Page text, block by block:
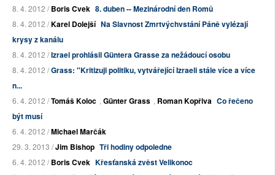
8. 4. 2012 /Boris Cvek 8. duben -- Mezinárodní den Romů
8. 4. 2012 /Karel Dolejší Na Slavnost Zmrtvýchvstání Páně vylézají
krysy z kanálu
8. 4. 2012 /Izrael prohlásil Güntera Grasse za nežádoucí osobu
8. 4. 2012 /Grass: "Kritizuji politiku, vytvářející Izraeli stále více a více
n...
6. 4. 2012 /Tomáš Koloc , Günter Grass , Roman Kopřiva Co řečeno
být musí
6. 4. 2012 /Michael Marčák
29. 3. 2013 /Jim Bishop Tři hodiny odpoledne
6. 4. 2012 /Boris Cvek Křesťanská zvěst Velikonoc